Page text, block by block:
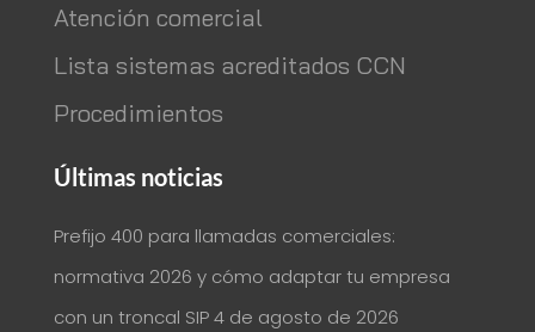
Atención comercial
Lista sistemas acreditados CCN
Procedimientos
Últimas noticias
Prefijo 400 para llamadas comerciales:
normativa 2026 y cómo adaptar tu empresa
con un troncal SIP 4 de agosto de 2026